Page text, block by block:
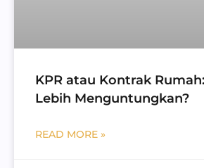
KPR atau Kontrak
Lebih Menguntungkan?
READ MORE »